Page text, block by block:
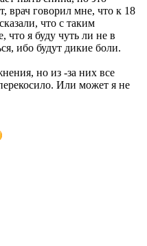
врач говорил мне, что к 18
что с таким
что я буду чуть ли не в
ибо будут дикие боли.
но из -за них все
Или может я не